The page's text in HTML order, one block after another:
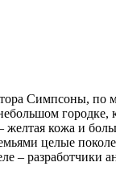
Симпсоны, по
городке,
кожа и
целые
разработчики